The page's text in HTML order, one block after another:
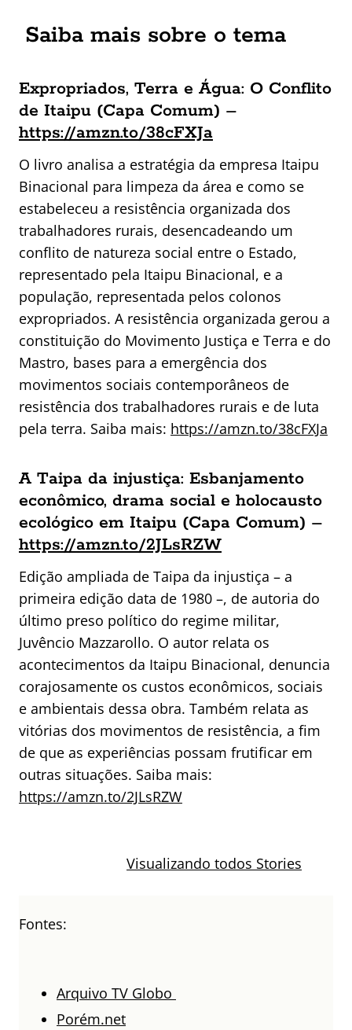
Saiba mais sobre o tema
Expropriados, Terra e Água: O Conflito
de Itaipu (Capa Comum) –
https://amzn.to/38cFXJa
O livro analisa a estratégia da empresa Itaipu
Binacional para limpeza da área e como se
estabeleceu a resistência organizada dos
trabalhadores rurais, desencadeando um
conflito de natureza social entre o Estado,
representado pela Itaipu Binacional, e a
população, representada pelos colonos
expropriados. A resistência organizada gerou a
constituição do Movimento Justiça e Terra e do
Mastro, bases para a emergência dos
movimentos sociais contemporâneos de
resistência dos trabalhadores rurais e de luta
pela terra. Saiba mais: https://amzn.to/38cFXJa
A Taipa da injustiça: Esbanjamento
econômico, drama social e holocausto
ecológico em Itaipu (Capa Comum) –
https://amzn.to/2JLsRZW
Edição ampliada de Taipa da injustiça – a
primeira edição data de 1980 –, de autoria do
último preso político do regime militar,
Juvêncio Mazzarollo. O autor relata os
acontecimentos da Itaipu Binacional, denuncia
corajosamente os custos econômicos, sociais
e ambientais dessa obra. Também relata as
vitórias dos movimentos de resistência, a fim
de que as experiências possam frutificar em
outras situações. Saiba mais:
https://amzn.to/2JLsRZW
Visualizando todos Stories
como a maior
podem
Fontes:
Arquivo TV Globo
Porém.net